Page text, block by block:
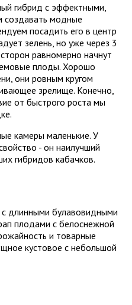
гибрид с эффектными,
создавать модные
посадить его в центр
зелень, но уже через 3
равномерно начнут
плоды. Хорошо
они ровным кругом
зрелище. Конечно,
от быстрого роста мы
камеры маленькие. У
- он наилучший
гибридов кабачков.
с длинными булавовидными
плодами с белоснежной
и товарные
кустовое с небольшой